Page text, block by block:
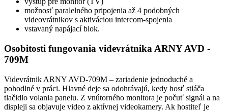
možnosť paralelného pripojenia až 4 podobných
videovrátnikov s aktiváciou intercom-spojenia
vstavaný napájací blok.
Osobitosti fungovania videvrátnika ARNY AVD -
709M
Videvrátnik ARNY AVD-709M – zariadenie jednoduché a
pohodlné v práci. Hlavné deje sa odohrávajú, kedy hosť stláča
tlačidlo volania panelu. Z vnútorného monitora je počuť signál a na
displeji sa objavuje video z aktívnej videokamery. Ak hostiteľ je